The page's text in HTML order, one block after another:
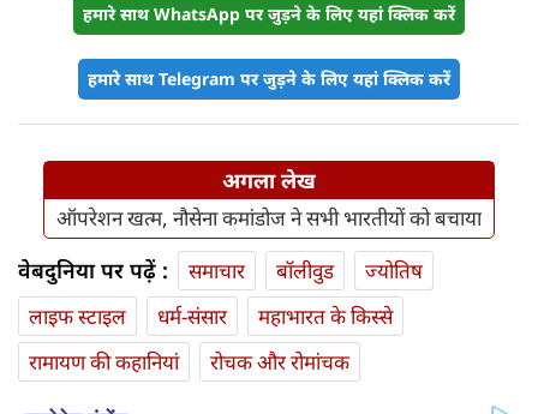
हमारे साथ WhatsApp पर जुड़ने के लिए यहां क्लिक करें
हमारे साथ Telegram पर जुड़ने के लिए यहां क्लिक करें
अगला लेख
ऑपरेशन खत्म, नौसेना कमांडोज ने सभी भारतीयों को बचाया
वेबदुनिया पर पढ़ें : समाचार बॉलीवुड
ज्योतिष
लाइफ स्‍टाइल
धर्म-संसार
महाभारत के किस्से
रामायण की कहानियां
रोचक और रोमांचक